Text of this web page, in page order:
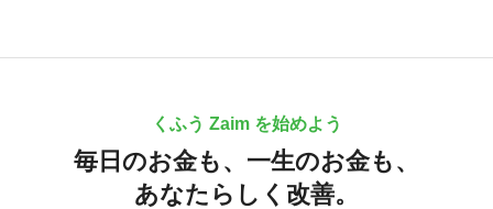
くふう Zaim を始めよう
毎日のお金も、 一生のお金も、
あなたらしく改善。